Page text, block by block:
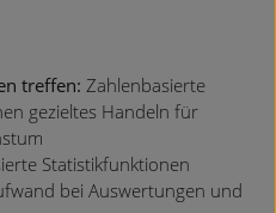
treffen: Zahlenbasierte
gezieltes Handeln für
Statistikfunktionen
bei Auswertungen und